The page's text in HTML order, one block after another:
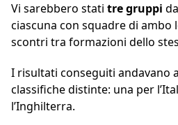
Vi sarebbero stati tre gruppi da
ciascuna con squadre di ambo
scontri tra formazioni dello
I risultati conseguiti andavano
classifiche distinte: una per
l’Inghilterra.